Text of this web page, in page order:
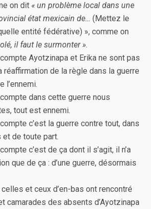
on dit « un problème local dans une
état mexicain de… (Mettez le
entité fédérative) », comme on
il faut le surmonter ».
Ayotzinapa et Erika ne sont pas
réaffirmation de la règle dans la guerre
l’ennemi.
dans cette guerre nous
tout est ennemi.
c’est la guerre contre tout, dans
de toute part.
c’est de ça dont il s’agit, il n’a
que de ça : d’une guerre, désormais
et ceux d’en-bas ont rencontré
camarades des absents d’Ayotzinapa